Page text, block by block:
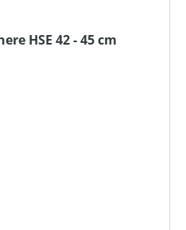
HSE 42 - 45 cm